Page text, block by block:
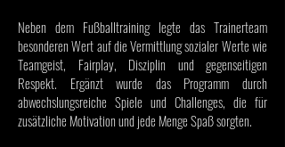
Neben dem Fußballtraining legte das Trainerteam
besonderen Wert auf die Vermittlung sozialer Werte wie
Teamgeist, Fairplay, Disziplin und gegenseitigen
Respekt. Ergänzt wurde das Programm durch
abwechslungsreiche Spiele und Challenges, die für
zusätzliche Motivation und jede Menge Spaß sorgten.